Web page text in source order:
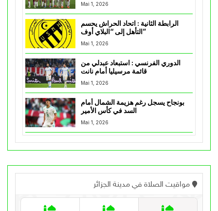
Mai 1, 2026
الرابطة الثانية : اتحاد الحراش يحسم
التأهل إلى “البلاي أوف”
Mai 1, 2026
الدوري الفرنسي : استبعاد عبدلي من
قائمة مرسيليا أمام نانت
Mai 1, 2026
بونجاح يسجل رغم هزيمة الشمال أمام
السد في كأس الأمير
Mai 1, 2026